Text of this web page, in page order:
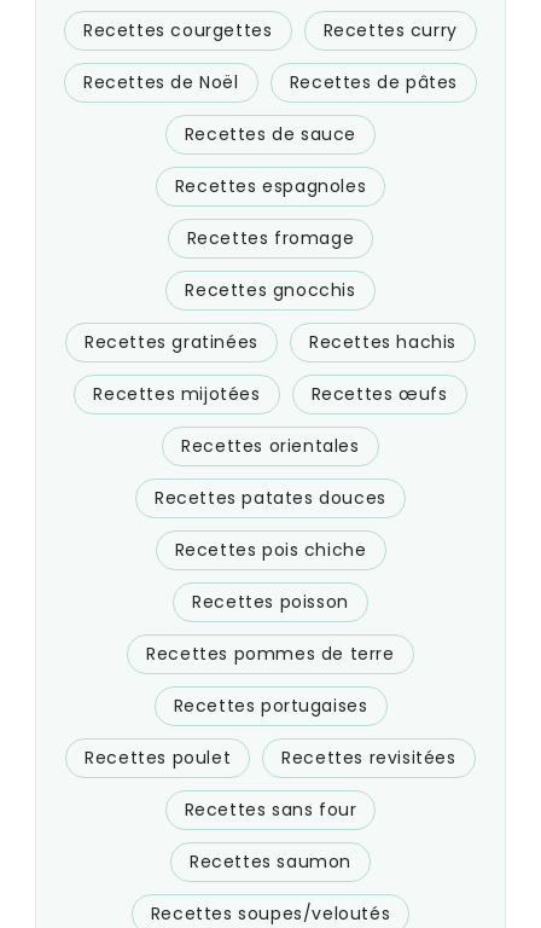
Recettes courgettes Recettes curry
Recettes de Noël Recettes de pâtes
Recettes de sauce
Recettes espagnoles
Recettes fromage
Recettes gnocchis
Recettes gratinées Recettes hachis
Recettes mijotées Recettes œufs
Recettes orientales
Recettes patates douces
Recettes pois chiche
Recettes poisson
Recettes pommes de terre
Recettes portugaises
Recettes poulet Recettes revisitées
Recettes sans four
Recettes saumon
Recettes soupes/veloutés